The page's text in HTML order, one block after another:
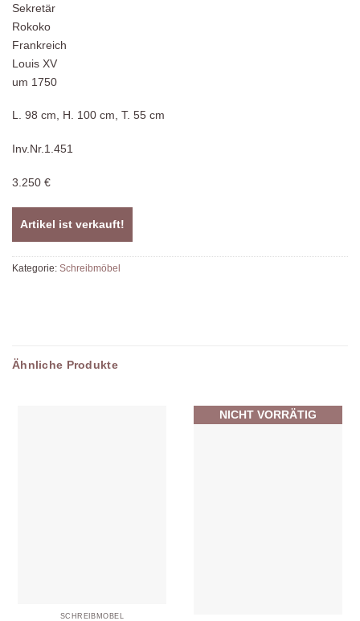
Sekretär
Rokoko
Frankreich
Louis XV
um 1750
L. 98 cm, H. 100 cm, T. 55 cm
Inv.Nr.1.451
3.250 €
Artikel ist verkauft!
Kategorie: Schreibmöbel
Ähnliche Produkte
SCHREIBMÖBEL
NICHT VORRÄTIG